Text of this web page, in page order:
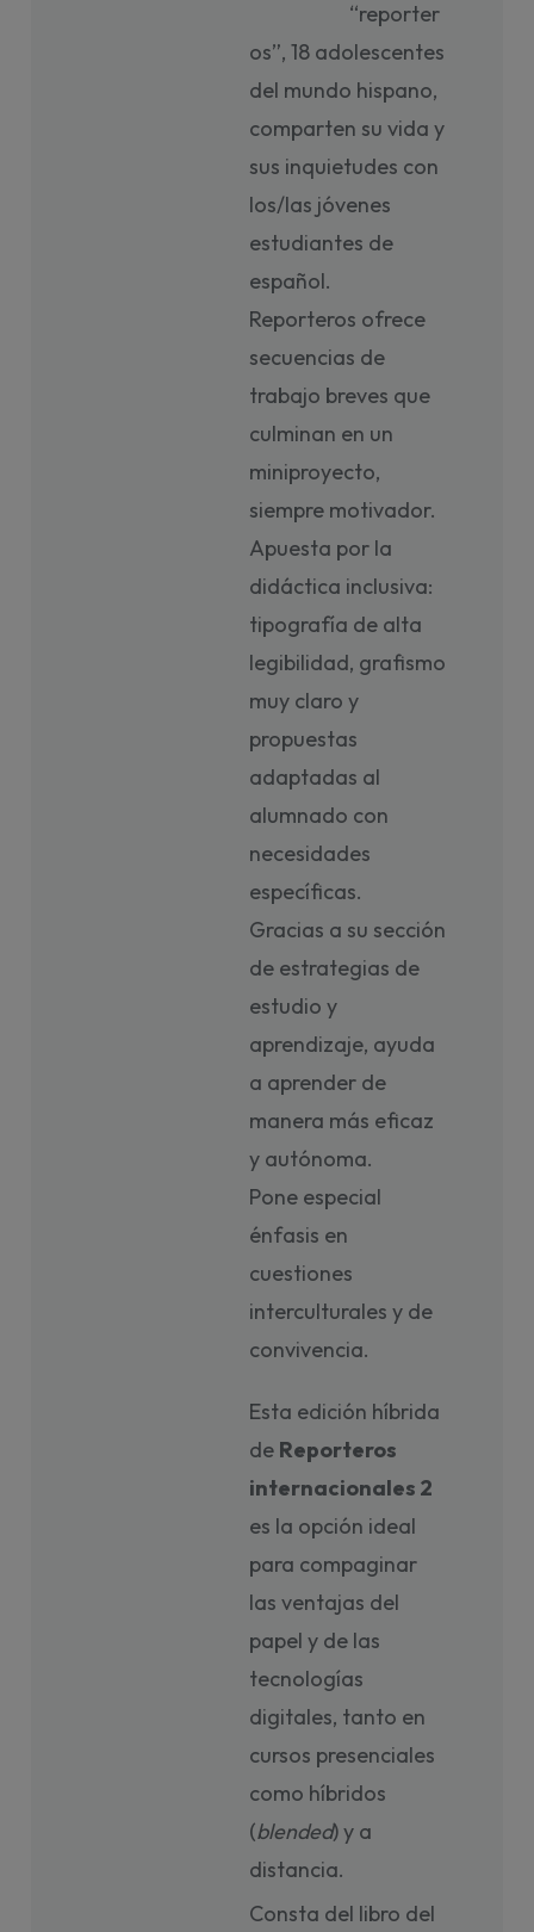
“reporter
os”, 18 adolescentes
del mundo hispano,
comparten su vida y
sus inquietudes con
los/las jóvenes
estudiantes de
español.
Reporteros ofrece
secuencias de
trabajo breves que
culminan en un
miniproyecto,
siempre motivador.
Apuesta por la
didáctica inclusiva:
tipografía de alta
legibilidad, grafismo
muy claro y
propuestas
adaptadas al
alumnado con
necesidades
específicas.
Gracias a su sección
de estrategias de
estudio y
aprendizaje, ayuda
a aprender de
manera más eficaz
y autónoma.
Pone especial
énfasis en
cuestiones
interculturales y de
convivencia.
Esta edición híbrida
de Reporteros
internacionales 2
es la opción ideal
para compaginar
las ventajas del
papel y de las
tecnologías
digitales, tanto en
cursos presenciales
como híbridos
(blended) y a
distancia.
Consta del libro del